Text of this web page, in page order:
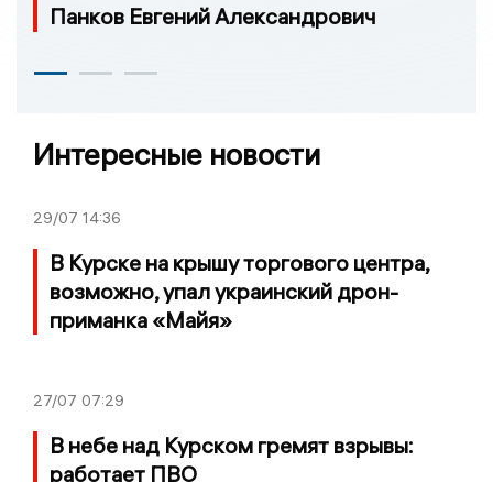
Панков Евгений Александрович
Интересные новости
29/07 14:36
В Курске на крышу торгового центра,
возможно, упал украинский дрон-
приманка «Майя»
27/07 07:29
В небе над Курском гремят взрывы:
работает ПВО